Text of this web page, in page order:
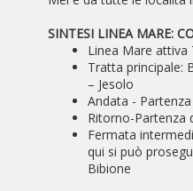
SINTESI LINEA MARE:
Linea Mare attiva
Tratta principale:
– Jesolo
Andata -
Ritorno-Partenza
Fermata
qui si può
Bibione